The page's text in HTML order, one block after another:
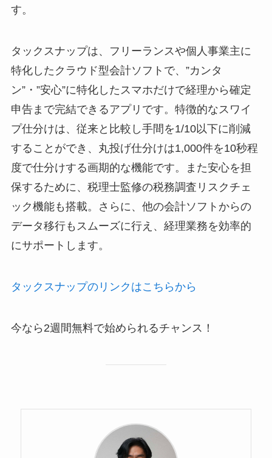
す。
タックスナップは、フリーランスや個人事業主に
特化したクラウド型会計ソフトで、”カンタ
ン”・”安心”に特化したスマホだけで経理から確定
申告まで完結できるアプリです。特徴的なスワイ
プ仕分けは、従来と比較し手間を1/10以下に削減
することができ、丸投げ仕分けは1,000件を10秒程
度で仕分けする画期的な機能です。また安心を担
保するために、税理士監修の税務調査リスクチェ
ック機能も搭載。さらに、他の会計ソフトからの
データ移行もスムーズに行え、経理業務を効率的
にサポートします。
タックスナップのリンクはこちらから
今なら2週間無料で始められるチャンス！